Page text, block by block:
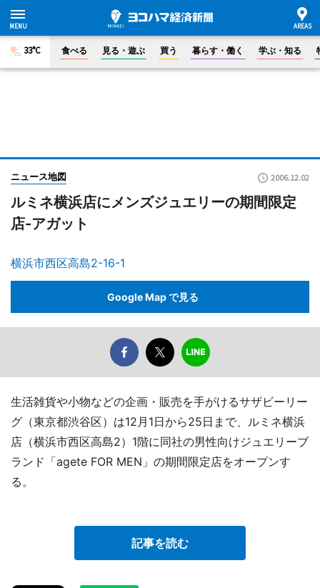
33°C 食べる 見る・遊ぶ 買う 暮らす・働く 学ぶ・知る
ニュース地図 2006.12.02
ルミネ横浜店にメンズジュエリーの期間限定
店-アガット
横浜市西区高島2-16-1
Google Map で見る
生活雑貨や小物などの企画・販売を手がけるサザビーリー
グ（東京都渋谷区）は12月1日から25日まで、ルミネ横浜
店（横浜市西区高島2）1階に同社の男性向けジュエリーブ
ランド「agete FOR MEN」の期間限定店をオープンす
る。
記事を読む